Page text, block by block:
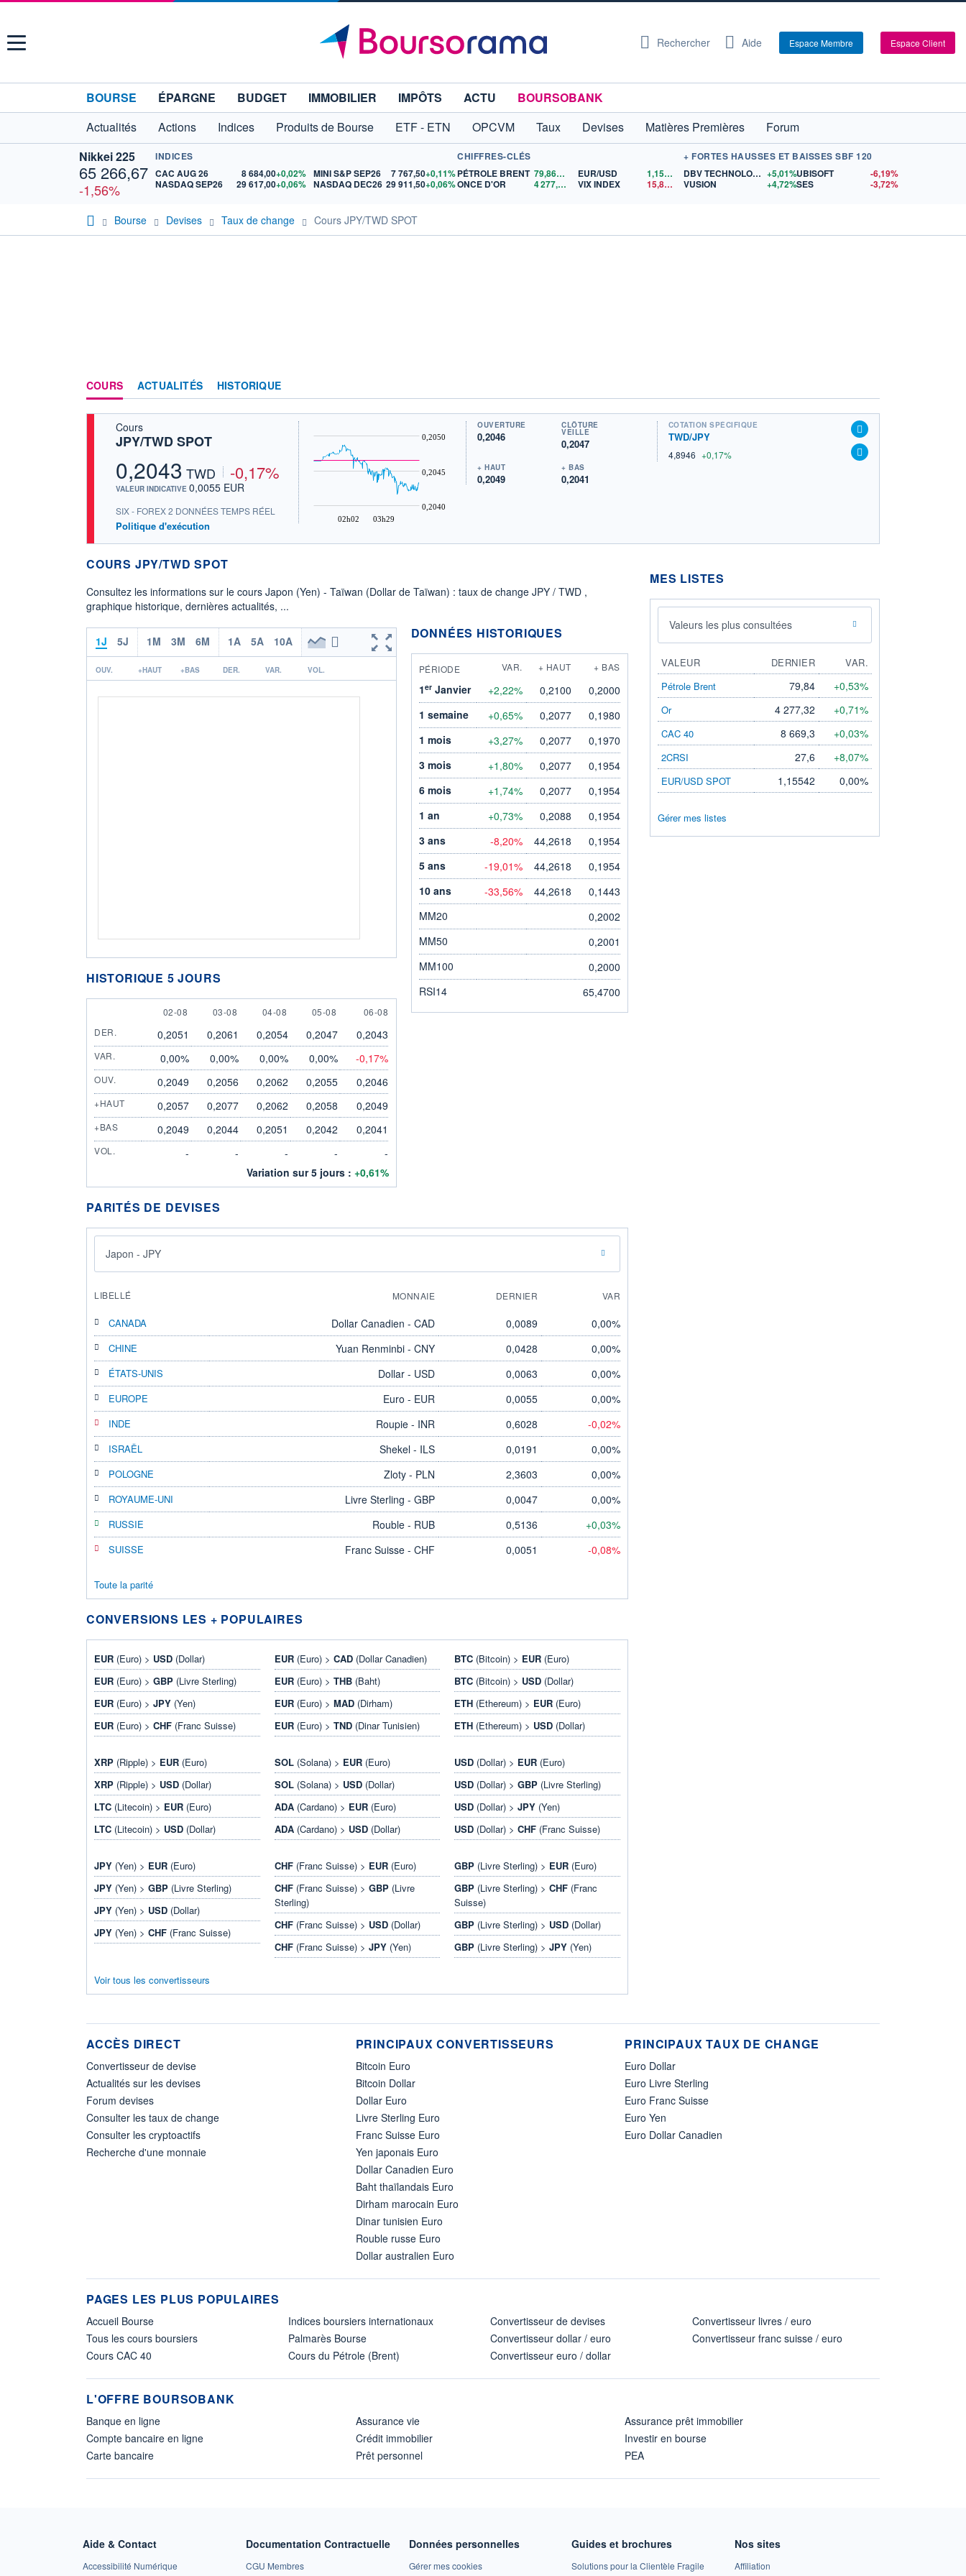
Menu Rechercher Aide Espace Membre Espace Client
BOURSE ÉPARGNE BUDGET IMMOBILIER IMPÔTS ACTU
BOURSOBANK
Actualités
Actions Indices Produits de Bourse ETF - ETN OPCVM Taux Devises Matières Premières
Forum
Nikkei 225
65 266,67
-1,56%
INDICES
CAC AUG 26
8 684,00+0,02%
NASDAQ SEP26
29 617,00+0,06%
MINI S&P SEP26 7 767,50+0,11%
NASDAQ DEC26 29 911,50+0,06%
CHIFFRES-CLÉS
PÉTROLE BRENT
79,86
$US
ONCE D'OR
4 277,32 $US
EUR/USD 1,1554
$US
VIX INDEX
15,81$US
+ FORTES HAUSSES ET BAISSES SBF 120
DBV TECHNOLOGIES +5,01%
VUSION
+4,72%
UBISOFT
-6,19%
SES
-3,72%
Bourse Devises Taux de change Cours JPY/TWD SPOT
COURS ACTUALITÉS HISTORIQUE
Cours
JPY/TWD SPOT
0,2043 TWD -0,17%
VALEUR INDICATIVE 0,0055 EUR
SIX - FOREX 2 DONNÉES TEMPS RÉEL
Politique d'exécution
02h02 03h29
0,2040
0,2045
0,2050
OUVERTURE
0,2046
CLÔTURE
VEILLE
0,2047
+ HAUT
0,2049
+ BAS
0,2041
COTATION SPÉCIFIQUE
TWD/JPY
4,8946 +0,17%
COURS JPY/TWD SPOT
Consultez les informations sur le cours Japon (Yen) - Taïwan (Dollar de Taïwan) : taux de change JPY / TWD ,
graphique historique, dernières actualités, ...
1J 5J 1M 3M 6M 1A 5A 10A
OUV. +HAUT +BAS DER. VAR. VOL.
HISTORIQUE 5 JOURS
2 AUGUST
02-08 3 AUGUST
03-08 4 AUGUST
04-08 5 AUGUST
05-08 6 AUGUST
06-08
DER.
0,2051 0,2061 0,2054 0,2047 0,2043
VAR. 0,00% 0,00% 0,00% 0,00% -0,17%
OUV. 0,2049 0,2056 0,2062 0,2055 0,2046
+HAUT 0,2057 0,2077 0,2062 0,2058 0,2049
+BAS 0,2049 0,2044 0,2051 0,2042 0,2041
VOL. - - - -
-
Variation sur 5 jours : +0,61%
DONNÉES HISTORIQUES
PÉRIODE VAR. + HAUT + BAS
1erJanvier +2,22% 0,2100
0,2000
1 semaine
+0,65% 0,2077
0,1980
1 mois
+3,27% 0,2077
0,1970
3 mois
+1,80% 0,2077
0,1954
6 mois
+1,74% 0,2077
0,1954
1 an
+0,73% 0,2088
0,1954
3 ans
-8,20% 44,2618
0,1954
5 ans
-19,01% 44,2618
0,1954
10 ans
-33,56% 44,2618
0,1443
MM20
0,2002
MM50
0,2001
MM100
0,2000
RSI14
65,4700
PARITÉS DE DEVISES
Japon - JPY
LIBELLÉ MONNAIE DERNIER VAR
CANADA Dollar Canadien - CAD 0,0089 0,00%
CHINE Yuan Renminbi - CNY 0,0428 0,00%
ÉTATS-UNIS Dollar - USD 0,0063 0,00%
EUROPE Euro - EUR 0,0055 0,00%
INDE Roupie - INR 0,6028 -0,02%
ISRAËL Shekel - ILS 0,0191 0,00%
POLOGNE Zloty - PLN 2,3603 0,00%
ROYAUME-UNI Livre Sterling - GBP 0,0047 0,00%
RUSSIE Rouble - RUB 0,5136 +0,03%
SUISSE Franc Suisse - CHF 0,0051 -0,08%
Toute la parité
CONVERSIONS LES + POPULAIRES
EUR (Euro) > USD (Dollar)
EUR (Euro) > GBP (Livre Sterling)
EUR (Euro) > JPY (Yen)
EUR (Euro) > CHF (Franc Suisse)
EUR(Euro) > CAD(Dollar Canadien)
EUR(Euro) > THB(Baht)
EUR(Euro) > MAD(Dirham)
EUR(Euro) > TND(Dinar Tunisien)
BTC (Bitcoin) > EUR (Euro)
BTC (Bitcoin) > USD (Dollar)
ETH (Ethereum) > EUR (Euro)
ETH (Ethereum) > USD (Dollar)
XRP (Ripple) > EUR (Euro)
XRP (Ripple) > USD (Dollar)
LTC (Litecoin) > EUR (Euro)
LTC (Litecoin) > USD (Dollar)
SOL(Solana) > EUR(Euro)
SOL(Solana) > USD(Dollar)
ADA(Cardano) > EUR(Euro)
ADA(Cardano) > USD(Dollar)
USD (Dollar) > EUR (Euro)
USD (Dollar) >GBP (Livre Sterling)
USD (Dollar) >JPY (Yen)
USD (Dollar) >CHF (Franc Suisse)
JPY (Yen) > EUR (Euro)
JPY (Yen) > GBP (Livre Sterling)
JPY (Yen) > USD (Dollar)
JPY (Yen) > CHF (Franc Suisse)
CHF(Franc Suisse) > EUR(Euro)
CHF(Franc Suisse) > GBP(Livre
Sterling)
CHF(Franc Suisse) > USD(Dollar)
CHF(Franc Suisse) > JPY(Yen)
GBP (Livre Sterling) > EUR (Euro)
GBP (Livre Sterling) >CHF (Franc
Suisse)
GBP (Livre Sterling) > USD (Dollar)
GBP (Livre Sterling) >JPY (Yen)
Voir tous les convertisseurs
MES LISTES
Valeurs les plus consultées
VALEUR DERNIER
VAR.
Pétrole Brent
79,84 +0,53%
Or 4 277,32 +0,71%
CAC 40 8 669,3 +0,03%
2CRSI 27,6 +8,07%
EUR/USD SPOT 1,15542 0,00%
Gérer mes listes
ACCÈS DIRECT
Convertisseur de devise
Actualités sur les devises
Forum devises
Consulter les taux de change
Consulter les cryptoactifs
Recherche d'une monnaie
PRINCIPAUX CONVERTISSEURS
Bitcoin Euro
Bitcoin Dollar
Dollar Euro
Livre Sterling Euro
Franc Suisse Euro
Yen japonais Euro
Dollar Canadien Euro
Baht thaïlandais Euro
Dirham marocain Euro
Dinar tunisien Euro
Rouble russe Euro
Dollar australien Euro
PRINCIPAUX TAUX DE CHANGE
Euro Dollar
Euro Livre Sterling
Euro Franc Suisse
Euro Yen
Euro Dollar Canadien
PAGES LES PLUS POPULAIRES
Accueil Bourse
Tous les cours boursiers
Cours CAC 40
Indices boursiers internationaux
Palmarès Bourse
Cours du Pétrole (Brent)
Convertisseur de devises
Convertisseur dollar / euro
Convertisseur euro / dollar
Convertisseur livres / euro
Convertisseur franc suisse / euro
L'OFFRE BOURSOBANK
Banque en ligne
Compte bancaire en ligne
Carte bancaire
Assurance vie
Crédit immobilier
Prêt personnel
Assurance prêt immobilier
Investir en bourse
PEA
Aide & Contact
Accessibilité Numérique
Documentation Contractuelle
CGU Membres
Données personnelles
Gérer mes cookies
Guides et brochures
Solutions pour la Clientèle Fragile
Nos sites
Affiliation